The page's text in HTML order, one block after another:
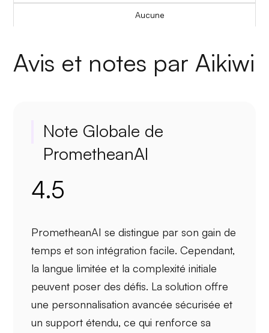
Aucune
Avis et notes par Aikiwi
Note Globale de
PrometheanAI
4.5
PrometheanAI se distingue par songain de
temps et sonintégration facile. Cependant,
la langue limitée et lacomplexité initiale
peuvent poser des défis. La solution offre
une personnalisation avancée sécurisée et
un support étendu, ce qui renforce sa